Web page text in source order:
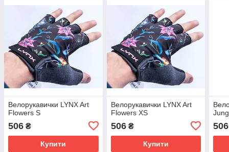
Велорукавички LYNX Art
Flowers S
506 ₴
Купити
Велорукавички LYNX Art
Flowers XS
506₴
Купити
506